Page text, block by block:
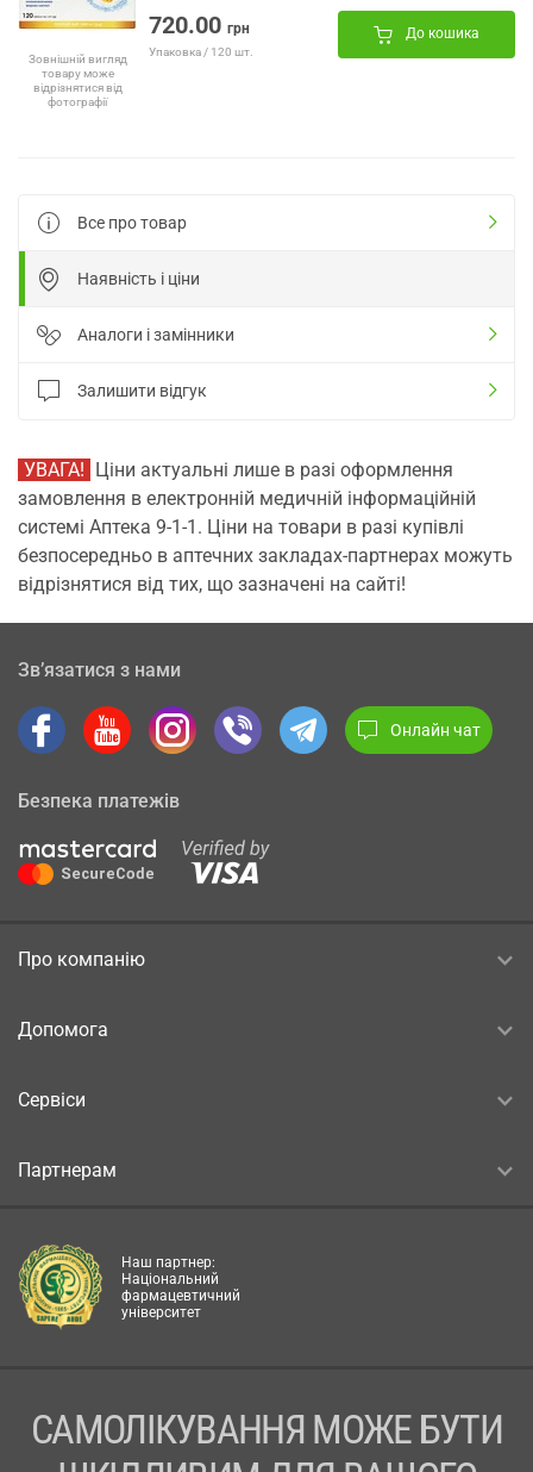
Зовнішній вигляд
товару може
відрізнятися від
фотографії
720.00 грн
Упаковка / 120 шт.
До кошика
Все про товар
Наявність і ціни
Аналоги і замінники
Залишити відгук
УВАГА! Ціни актуальні лише в разі оформлення
замовлення в електронній медичній інформаційній
системі Аптека 9-1-1. Ціни на товари в разі купівлі
безпосередньо в аптечних закладах-партнерах можуть
відрізнятися від тих, що зазначені на сайті!
Зв’язатися з нами
Онлайн чат
Безпека платежів
Про компанію
Допомога
Сервіси
Партнерам
Наш партнер:
Національний
фармацевтичний
університет
САМОЛІКУВАННЯ МОЖЕ БУТИ